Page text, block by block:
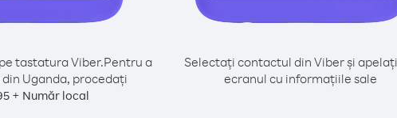
tastatura Viber.Pentru a
Uganda, procedați
+ Număr local
Selectați contactul din Viber și
ecranul cu informațiile sale